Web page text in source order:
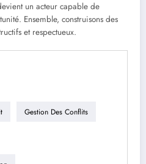
un acteur capable de
Ensemble, construisons des
et respectueux.
Gestion Des Conflits